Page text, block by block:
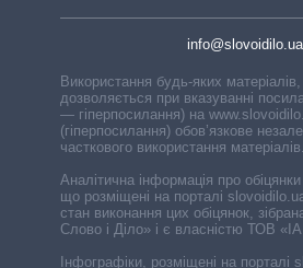
info@slovoidilo.ua
Використання будь-яких
дозволяється при вказуванні
— гіперпосилання) на
(гіперпосилання) обов’язкове
часткового використання матеріалів.
Аналітична інформація про обіцянки
що розміщені на порталі
стан виконання цих обіцянок,
Слово і Діло» і є власністю ТОВ
Інфографіки, розміщені на порталі